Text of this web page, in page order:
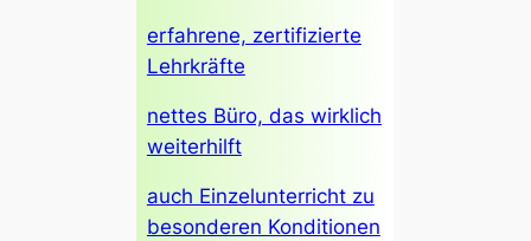
erfahrene, zertifizierte
Lehrkräfte
nettes Büro, das wirklich
weiterhilft
auch Einzelunterricht zu
besonderen Konditionen